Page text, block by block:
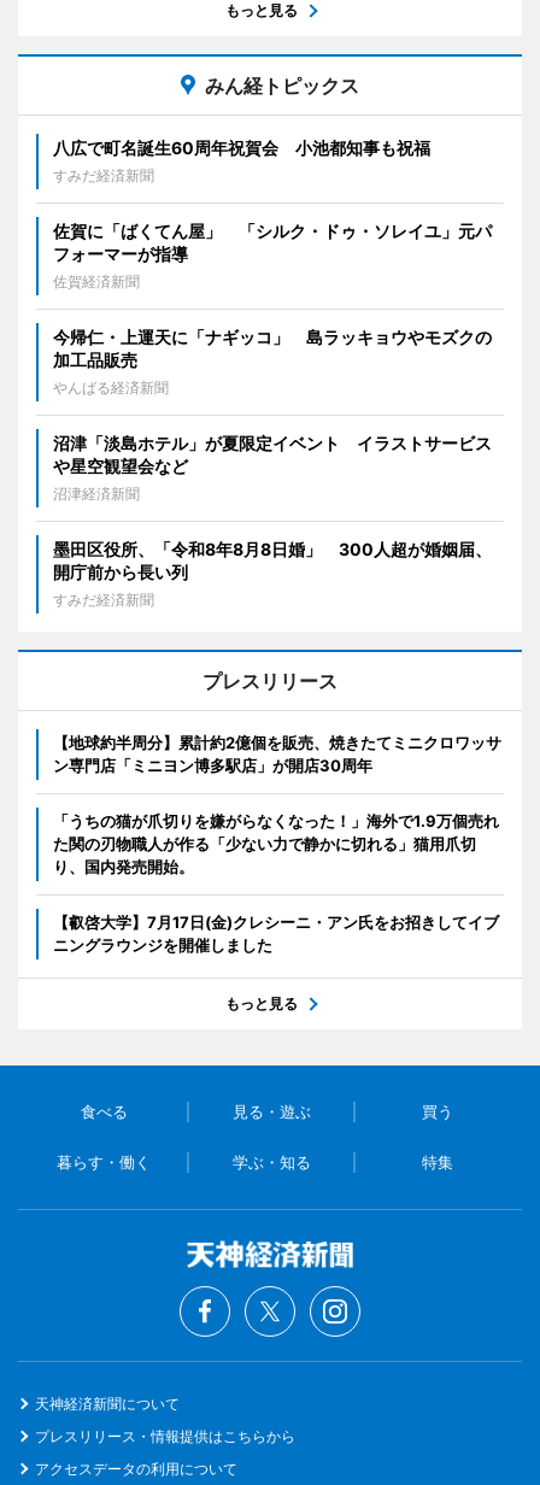
もっと見る
みん経トピックス
八広で町名誕生60周年祝賀会 小池都知事も祝福
すみだ経済新聞
佐賀に「ばくてん屋」 「シルク・ドゥ・ソレイユ」元パ
フォーマーが指導
佐賀経済新聞
今帰仁・上運天に「ナギッコ」 島ラッキョウやモズクの
加工品販売
やんばる経済新聞
沼津「淡島ホテル」が夏限定イベント イラストサービス
や星空観望会など
沼津経済新聞
墨田区役所、「令和8年8月8日婚」 300人超が婚姻届、
開庁前から長い列
すみだ経済新聞
プレスリリース
【地球約半周分】累計約2億個を販売、焼きたてミニクロワッサ
ン専門店「ミニヨン博多駅店」が開店30周年
「うちの猫が爪切りを嫌がらなくなった！」海外で1.9万個売れ
た関の刃物職人が作る「少ない力で静かに切れる」猫用爪切
り、国内発売開始。
【叡啓大学】7月17日(金)クレシーニ・アン氏をお招きしてイブ
ニングラウンジを開催しました
もっと見る
食べる 見る・遊ぶ 買う
暮らす・働く 学ぶ・知る 特集
天神経済新聞について
プレスリリース・情報提供はこちらから
アクセスデータの利用について